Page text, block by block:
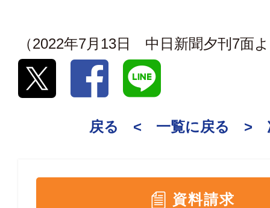
（2022年7月13日 中日新聞夕刊7面
戻る < 一覧に戻る >
資料請求